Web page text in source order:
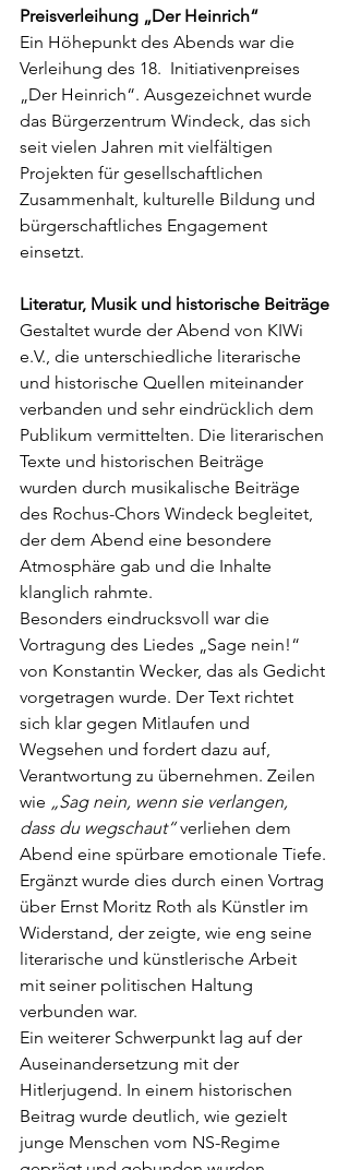
Preisverleihung „Der Heinrich“
Ein Höhepunkt des Abends war die
Verleihung des 18.  Initiativenpreises
„Der Heinrich“. Ausgezeichnet wurde
das Bürgerzentrum Windeck, das sich
seit vielen Jahren mit vielfältigen
Projekten für gesellschaftlichen
Zusammenhalt, kulturelle Bildung und
bürgerschaftliches Engagement
einsetzt.
Literatur, Musik und historische Beiträge
Gestaltet wurde der Abend von KIWi
e.V., die unterschiedliche literarische
und historische Quellen miteinander
verbanden und sehr eindrücklich dem
Publikum vermittelten. Die literarischen
Texte und historischen Beiträge
wurden durch musikalische Beiträge
des Rochus-Chors Windeck begleitet,
der dem Abend eine besondere
Atmosphäre gab und die Inhalte
klanglich rahmte.
Besonders eindrucksvoll war die
Vortragung des Liedes „Sage nein!“
von Konstantin Wecker, das als Gedicht
vorgetragen wurde. Der Text richtet
sich klar gegen Mitlaufen und
Wegsehen und fordert dazu auf,
Verantwortung zu übernehmen. Zeilen
wie „Sag nein, wenn sie verlangen,
dass du wegschaut“ verliehen dem
Abend eine spürbare emotionale Tiefe.
Ergänzt wurde dies durch einen Vortrag
über Ernst Moritz Roth als Künstler im
Widerstand, der zeigte, wie eng seine
literarische und künstlerische Arbeit
mit seiner politischen Haltung
verbunden war.
Ein weiterer Schwerpunkt lag auf der
Auseinandersetzung mit der
Hitlerjugend. In einem historischen
Beitrag wurde deutlich, wie gezielt
junge Menschen vom NS-Regime